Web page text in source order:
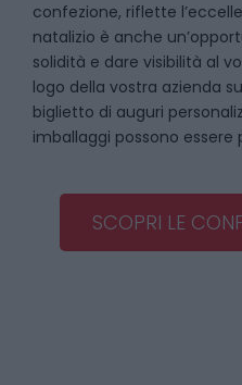
confezione, riflette
natalizio è anche
solidità e dare visibilità al
logo della vostra azienda
biglietto di auguri
imballaggi possono essere
SCOPRI LE